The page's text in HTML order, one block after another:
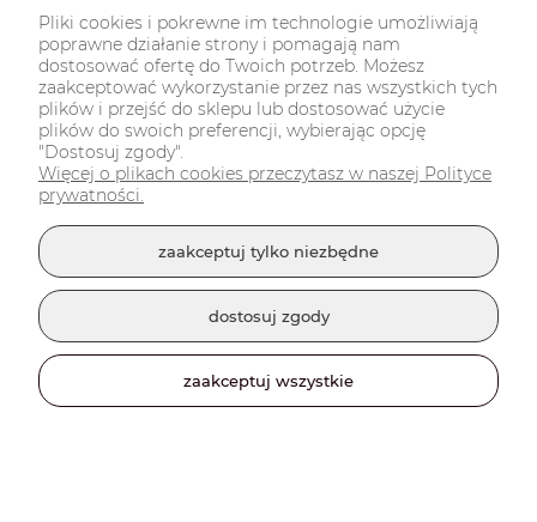
Zestaw Miłośnika Whisky - Who Cares
132,00 zł
do koszyka
Pliki cookies i pokrewne im technologie umożliwiają
poprawne działanie strony i pomagają nam
dostosować ofertę do Twoich potrzeb. Możesz
zaakceptować wykorzystanie przez nas wszystkich tych
plików i przejść do sklepu lub dostosować użycie
plików do swoich preferencji, wybierając opcję
"Dostosuj zgody".
Więcej o plikach cookies przeczytasz w naszej Polityce
prywatności.
zaakceptuj tylko niezbędne
dostosuj zgody
zaakceptuj wszystkie